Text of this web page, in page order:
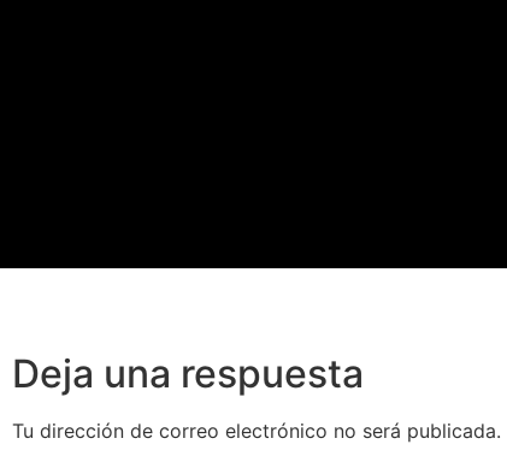
Deja una respuesta
Tu dirección de correo electrónico no será publicada.